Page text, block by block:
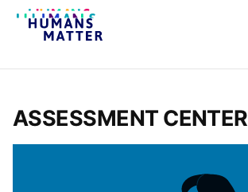
Archives de la catégorie :
ASSESSMENT CENTER